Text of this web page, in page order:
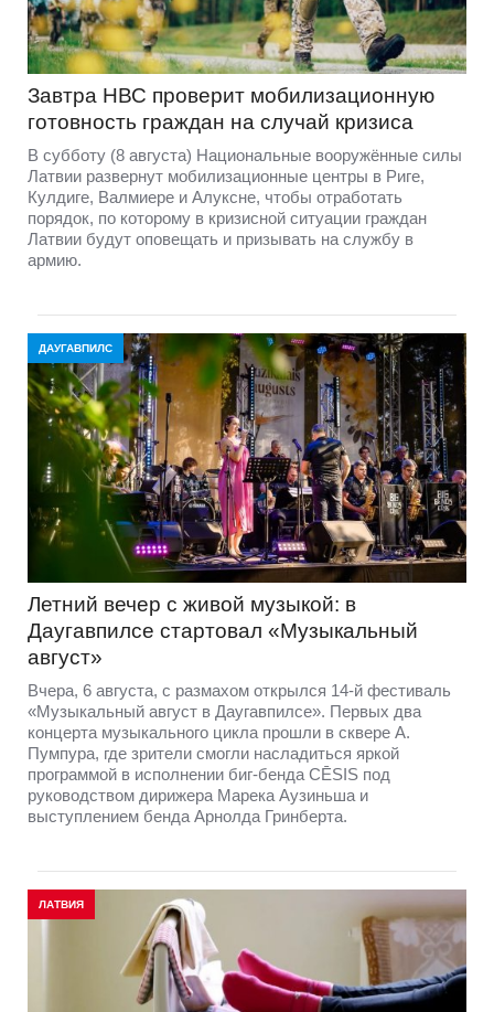
Завтра НВС проверит мобилизационную
готовность граждан на случай кризиса
В субботу (8 августа) Национальные вооружённые силы
Латвии развернут мобилизационные центры в Риге,
Кулдиге, Валмиере и Алуксне, чтобы отработать
порядок, по которому в кризисной ситуации граждан
Латвии будут оповещать и призывать на службу в
армию.
ДАУГАВПИЛС
Летний вечер с живой музыкой: в
Даугавпилсе стартовал «Музыкальный
август»
Вчера, 6 августа, с размахом открылся 14-й фестиваль
«Музыкальный август в Даугавпилсе». Первых два
концерта музыкального цикла прошли в сквере А.
Пумпура, где зрители смогли насладиться яркой
программой в исполнении биг-бенда CĒSIS под
руководством дирижера Марека Аузиньша и
выступлением бенда Арнолда Гринберта.
ЛАТВИЯ